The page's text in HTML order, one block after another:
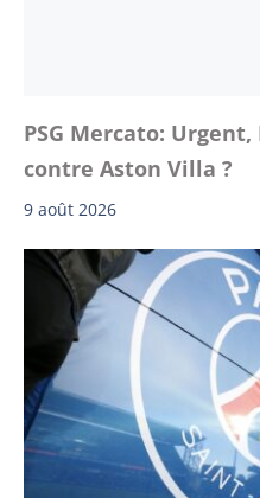
PSG Mercato:
contre Aston Villa ?
9 août 2026